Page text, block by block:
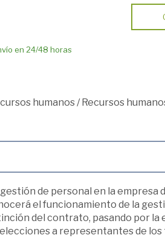
en 24/48 horas
humanos/Recursos
de personal en la empresa
el funcionamiento de la
del contrato, pasando por la
a representantes de los